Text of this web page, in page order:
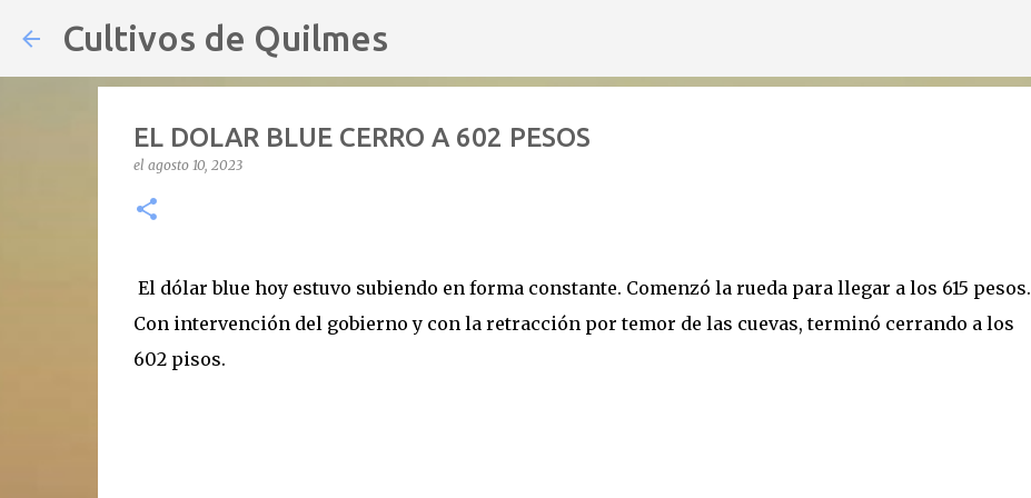
Cultivos de Quilmes
EL DOLAR BLUE CERRO A 602 PESOS
el agosto 10, 2023
El dólar blue hoy estuvo subiendo en forma constante. Comenzó la rueda para llegar a los 615 pesos.
Con intervención del gobierno y con la retracción por temor de las cuevas, terminó cerrando a los
602 pisos.